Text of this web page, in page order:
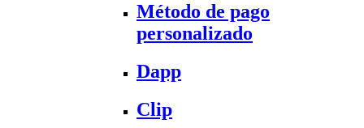
Método de pago
personalizado
Dapp
Clip